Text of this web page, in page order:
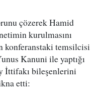
çözerek Hamid
kurulmasını
konferanstaki temsilcisi
Kanuni ile yaptığı
İttifakı bileşenlerini
etti: